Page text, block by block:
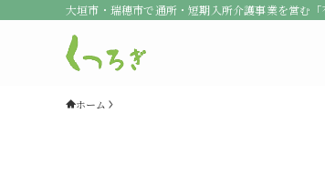
大垣市・瑞穂市で通所・短期入所介護事業を営む「
ホーム